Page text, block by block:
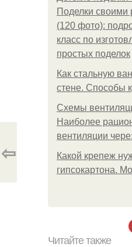
Поделки своими
(120 фото):
класс по
простых поделок
Как стальную
стене. Способы
Схемы
Наиболее
вентиляции
Какой крепеж
гипсокартона.
⇦
Читайте также